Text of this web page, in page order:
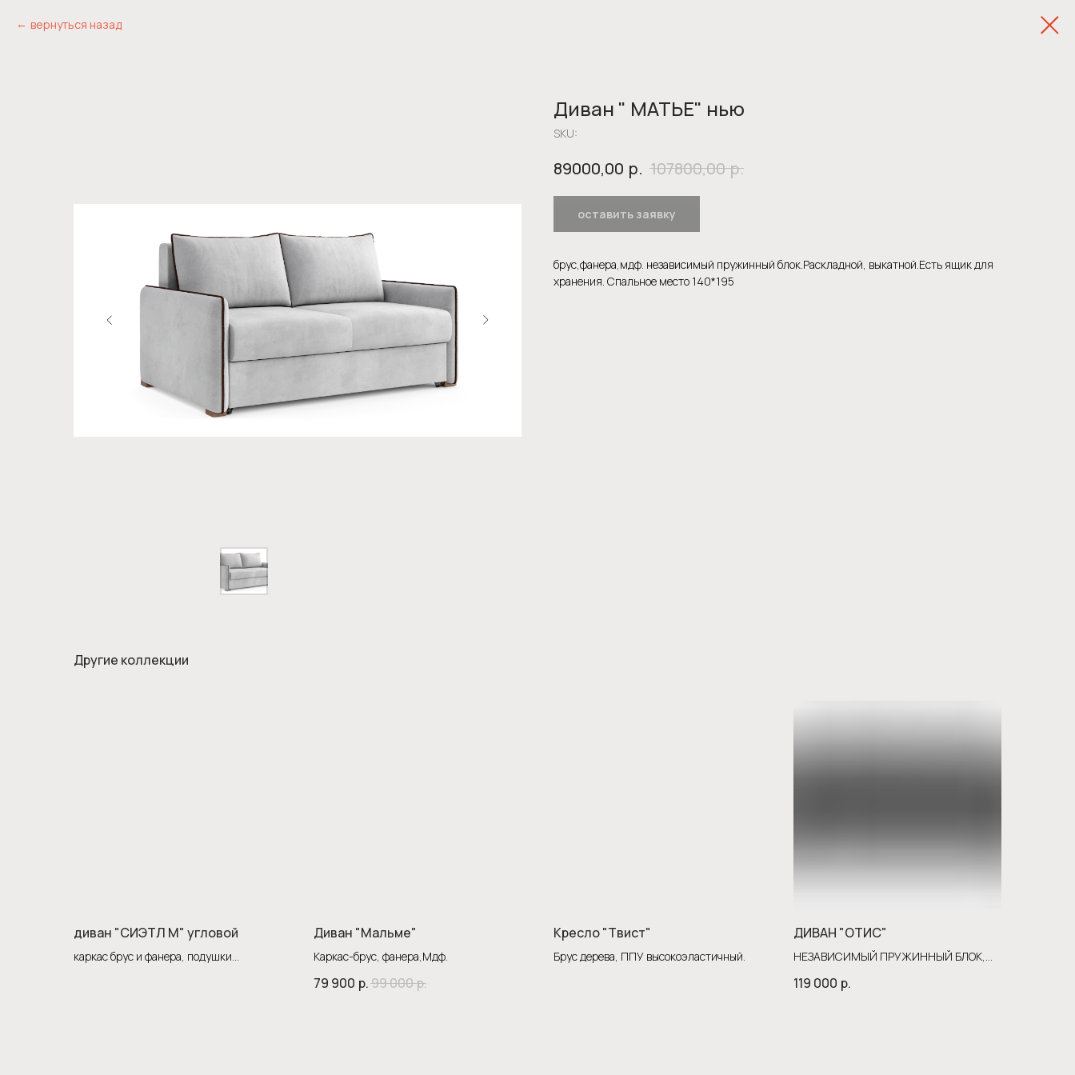
вернуться назад
Диван " МАТЬЕ" нью
SKU:
89000,00 р. 107800,00 р.
оставить заявку
брус,фанера,мдф. независимый пружинный блок.Раскладной, выкатной.Есть ящик для
хранения. Спальное место 140*195
Другие коллекции
диван "СИЭТЛ М" угловой
каркас брус и фанера, подушки
Диван "Мальме"
Каркас-брус, фанера,Мдф.
79 900 р.99 000р.
Кресло "Твист"
Брус дерева, ППУ высокоэластичный.
ДИВАН "ОТИС"
НЕЗАВИСИМЫЙ ПРУЖИННЫЙ БЛОК,
119 000 р.